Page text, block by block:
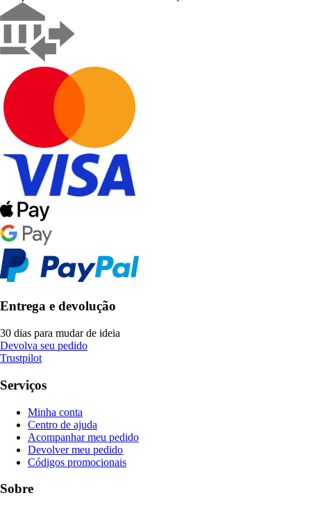
Entrega e devolução
30 dias para mudar de ideia
Devolva seu pedido
Trustpilot
Serviços
Minha conta
Centro de ajuda
Acompanhar meu pedido
Devolver meu pedido
Códigos promocionais
Sobre